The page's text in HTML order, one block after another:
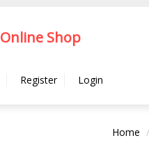
Online Shop
Register Login
Home